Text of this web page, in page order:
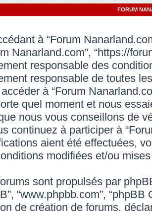
FORUM
à “Forum
Nanarland.com”, “https://
responsable des
responsable de toutes
à “Forum
quel moment et nous
nous vous conseillons de
continuez à participer à
aient été effectuées,
modifiées et/ou
sont propulsés par
“www.phpbb.com”,
de création de forums,